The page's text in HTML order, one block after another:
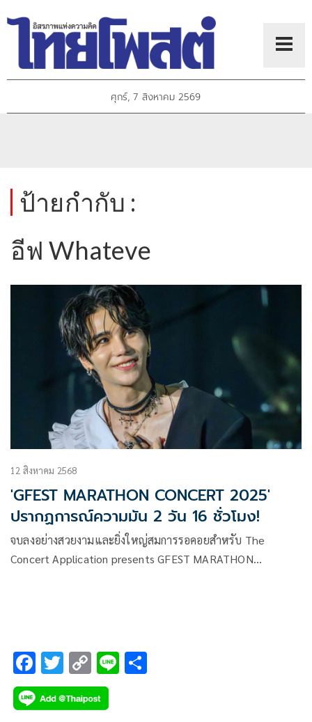
ศุกร์, 7 สิงหาคม 2569
ป้ายกำกับ :
อีฟ Whateve
12 สิงหาคม 2568
'GFEST MARATHON CONCERT 2025'
ปรากฏการณ์ความมัน 2 วัน 16 ชั่วโมง!
จบลงอย่างสวยงามและยิ่งใหญ่สมการรอคอยสำหรับ The
Concert Application presents GFEST MARATHON
F
ac
e
T
wi
tt
C
o
p
Li